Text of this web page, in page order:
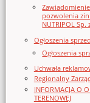
pozwolenia
NUTRIPOL Sp.
Ogłoszenia
Ogłoszenia
Uchwała
Regionalny
INFORMACJA O
TERENOWEJ